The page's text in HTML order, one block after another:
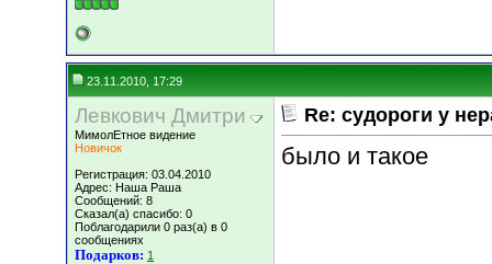
23.11.2010, 17:29
Левкович Дмитри
МимолЕтное видение
Новичок
Регистрация: 03.04.2010
Адрес: Наша Раша
Сообщений: 8
Сказал(а) спасибо: 0
Поблагодарили 0 раз(а) в 0
сообщениях
Подарков: 1
Re: судороги у
было и такое